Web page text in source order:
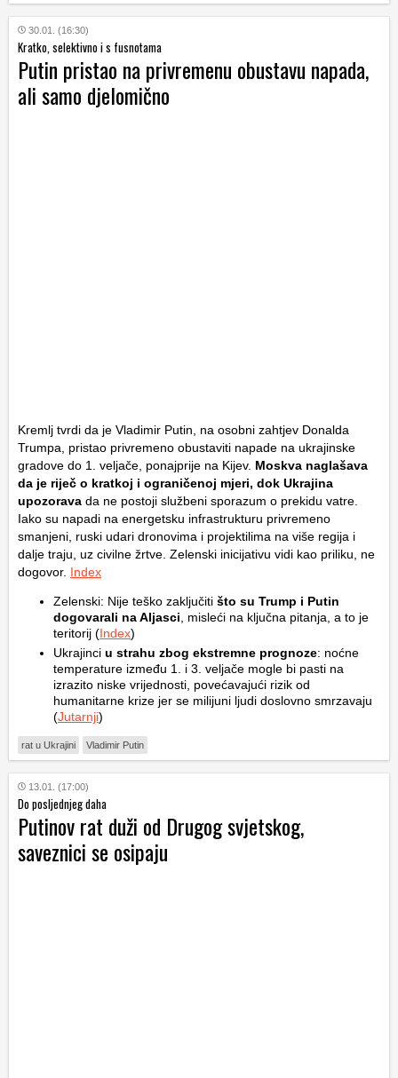
30.01. (16:30)
Kratko, selektivno i s fusnotama
Putin pristao na privremenu obustavu napada,
ali samo djelomično
Kremlj tvrdi da je Vladimir Putin, na osobni zahtjev Donalda
Trumpa, pristao privremeno obustaviti napade na ukrajinske
gradove do 1. veljače, ponajprije na Kijev. Moskva naglašava
da je riječ o kratkoj i ograničenoj mjeri, dok Ukrajina
upozorava da ne postoji službeni sporazum o prekidu vatre.
Iako su napadi na energetsku infrastrukturu privremeno
smanjeni, ruski udari dronovima i projektilima na više regija i
dalje traju, uz civilne žrtve. Zelenski inicijativu vidi kao priliku, ne
dogovor. Index
Zelenski: Nije teško zaključiti što su Trump i Putin
dogovarali na Aljasci , misleći na ključna pitanja, a to je
teritorij (Index)
Ukrajinci u strahu zbog ekstremne prognoze: noćne
temperature između 1. i 3. veljače mogle bi pasti na
izrazito niske vrijednosti, povećavajući rizik od
humanitarne krize jer se milijuni ljudi doslovno smrzavaju
(Jutarnji)
rat u Ukrajini Vladimir Putin
13.01. (17:00)
Do posljednjeg daha
Putinov rat duži od Drugog svjetskog,
saveznici se osipaju